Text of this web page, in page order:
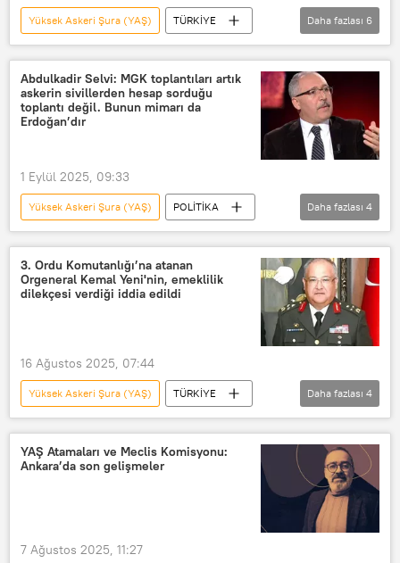
Yüksek Askeri Şura (YAŞ)
TÜRKİYE
Yaşar Güler
Hakan Fidan
Mehmet Şimşek
Cumhurbaşkanlığı Külliyesi
Türk Silahlı Kuvvetleri (TSK)
Daha fazlası 6
Abdulkadir Selvi: MGK toplantıları artık
askerin sivillerden hesap sorduğu
toplantı değil. Bunun mimarı da
Erdoğan’dır
1 Eylül 2025, 09:33
Yüksek Askeri Şura (YAŞ)
POLİTİKA
MGK
Abdulkadir Selvi
YAŞ
Recep Tayyip Erdoğan
Daha fazlası 4
3. Ordu Komutanlığı’na atanan
Orgeneral Kemal Yeni'nin, emeklilik
dilekçesi verdiği iddia edildi
16 Ağustos 2025, 07:44
Yüksek Askeri Şura (YAŞ)
TÜRKİYE
Metin Gürak
Ankara
Genelkurmay Başkanlığı
Genelkurmay
Daha fazlası 4
YAŞ Atamaları ve Meclis Komisyonu:
Ankara’da son gelişmeler
7 Ağustos 2025, 11:27